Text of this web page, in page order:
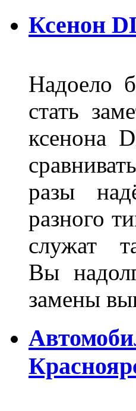
Ксенон
Надоело
стать
ксенона
разы
разного
служат
Вы
замены